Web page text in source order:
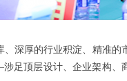
深厚的行业积淀、精准的
足顶层设计、企业架构、